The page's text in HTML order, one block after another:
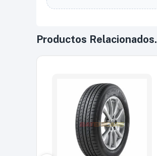
Productos Relacionados.